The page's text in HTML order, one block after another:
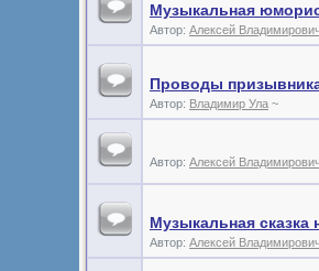
Музыкальная
Автор: Алексей
Проводы
Автор: Владимир Ула ~
Автор: Алексей
Музыкальная сказка
Автор: Алексей